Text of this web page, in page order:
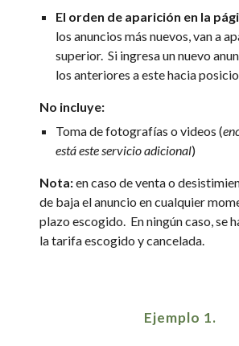
El orden de aparición en la
los anuncios más nuevos, van a
superior. Si ingresa un nuevo
los anteriores a este hacia
No incluye:
Toma de fotografías o videos (
está este servicio adicional)
Nota:en caso de venta o
de baja el anuncio en cualquier
plazo escogido. En ningún caso, se
la tarifa escogido y cancelada.
Ejemplo 1.